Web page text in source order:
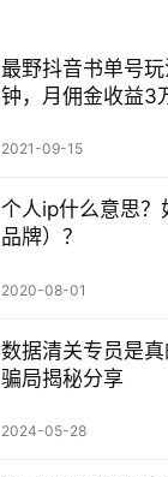
最野抖音书单号
钟，月佣金收益3
2021-09-15
个人ip什么意思？
品牌）？
2020-08-01
数据清关专员是
骗局揭秘分享
2024-05-28